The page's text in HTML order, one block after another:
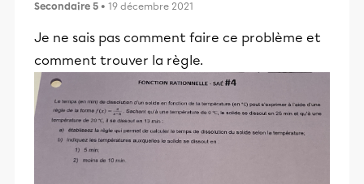
Secondaire 5 • 19 décembre 2021
Je ne sais pas comment faire ce problème et
comment trouver la règle.